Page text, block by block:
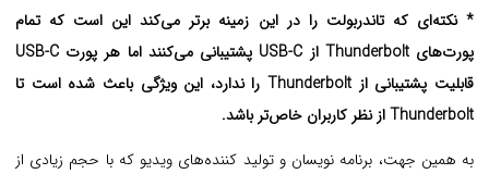
* نکته‌ای که تاندربولت را در این زمینه برتر می‌کند این است که تمام
پورت‌های Thunderbolt از USB-C پشتیبانی می‌کنند اما هر پورت USB-C
قابلیت پشتیبانی از Thunderbolt
را ندارد، این ویژگی باعث شده است تا
Thunderbolt از نظر کاربران خاص‌تر باشد.
به همین جهت، برنامه نویسان و تولید کننده‌های ویدیو که با حجم زیادی از